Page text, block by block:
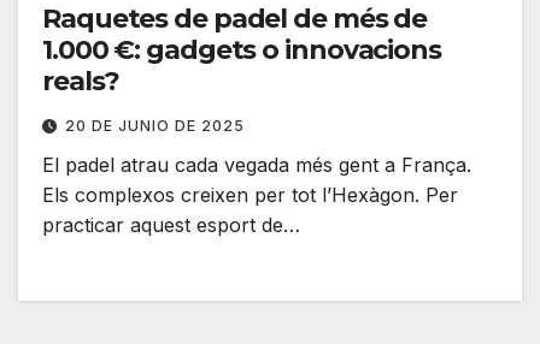
Raquetes de padel de més de
1.000 €: gadgets o innovacions
reals?
20 DE JUNIO DE 2025
El padel atrau cada vegada més gent a França.
Els complexos creixen per tot l’Hexàgon. Per
practicar aquest esport de…